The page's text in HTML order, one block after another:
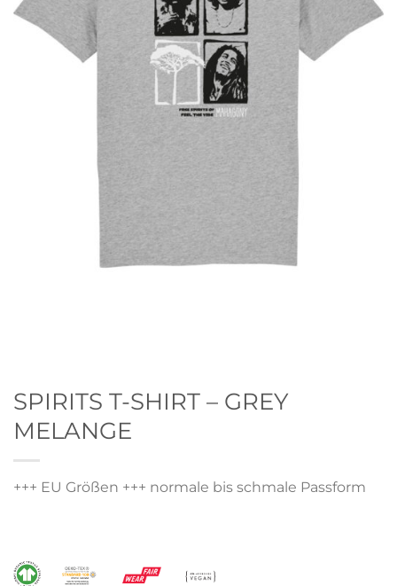
SPIRITS T-SHIRT – GREY
MELANGE
+++ EU Größen +++ normale bis schmale Passform